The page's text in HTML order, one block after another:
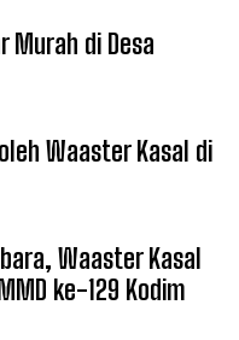
Murah di Desa
Waaster Kasal di
Waaster Kasal
ke-129 Kodim